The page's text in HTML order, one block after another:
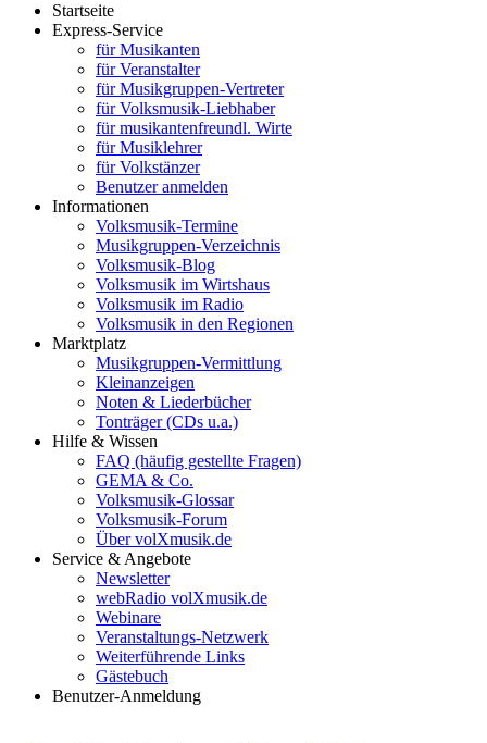
Startseite
Express-Service
für Musikanten
für Veranstalter
für Musikgruppen-Vertreter
für Volksmusik-Liebhaber
für musikantenfreundl. Wirte
für Musiklehrer
für Volkstänzer
Benutzer anmelden
Informationen
Volksmusik-Termine
Musikgruppen-Verzeichnis
Volksmusik-Blog
Volksmusik im Wirtshaus
Volksmusik im Radio
Volksmusik in den Regionen
Marktplatz
Musikgruppen-Vermittlung
Kleinanzeigen
Noten & Liederbücher
Tonträger (CDs u.a.)
Hilfe & Wissen
FAQ (häufig gestellte Fragen)
GEMA & Co.
Volksmusik-Glossar
Volksmusik-Forum
Über volXmusik.de
Service & Angebote
Newsletter
webRadio volXmusik.de
Webinare
Veranstaltungs-Netzwerk
Weiterführende Links
Gästebuch
Benutzer-Anmeldung